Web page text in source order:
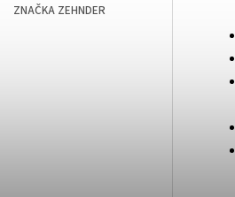
ZNAČKA ZEHNDER